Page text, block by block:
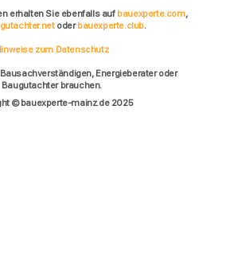
erhalten Sie ebenfalls auf bauexperte.com,
oderbauexperte.club.
zum Datenschutz
Energieberater oder
Baugutachter brauchen.
© bauexperte-mainz.de 2025